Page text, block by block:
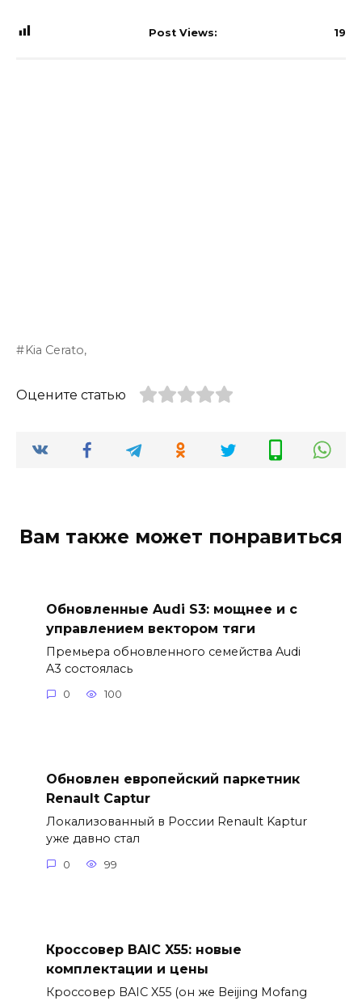
Post Views: 19
Kia Cerato,
Оцените статью
Вам также может понравиться
Обновленные Audi S3: мощнее и с
управлением вектором тяги
Премьера обновленного семейства Audi
A3 состоялась
0 100
Обновлен европейский паркетник
Renault Captur
Локализованный в России Renault Kaptur
уже давно стал
0 99
Кроссовер BAIC X55: новые
комплектации и цены
Кроссовер BAIC X55 (он же Beijing Mofang